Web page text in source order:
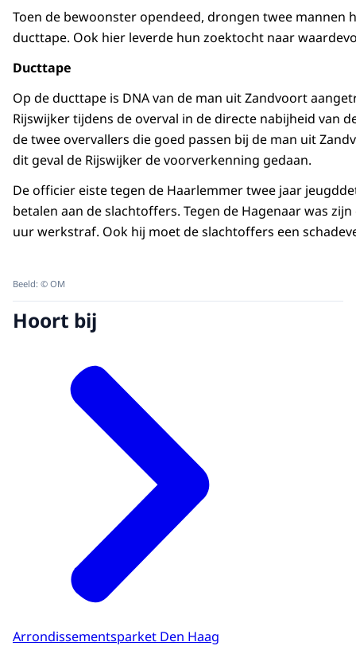
Toen de bewoonster opendeed, drongen twee
ducttape. Ook hier leverde hun zoektocht naar
Ducttape
Op de ducttape is DNA van de man uit Zandvoort
Rijswijker tijdens de overval in de directe nabijheid van
de twee overvallers die goed passen bij de man uit
dit geval de Rijswijker de voorverkenning gedaan.
De officier eiste tegen de Haarlemmer twee jaar
betalen aan de slachtoffers. Tegen de Hagenaar was
uur werkstraf. Ook hij moet de slachtoffers een
Beeld: © OM
Hoort bij
Arrondissementsparket Den Haag